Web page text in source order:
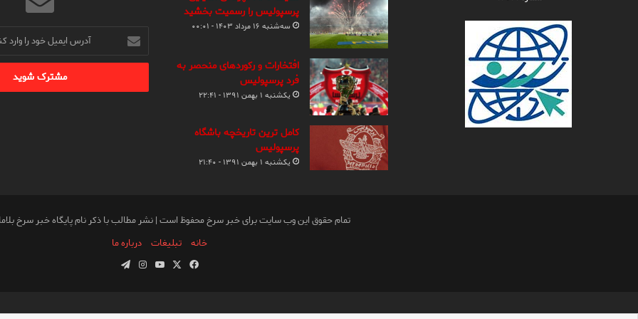
پرسپولیس را رسمیت بخشید
سه‌شنبه ۱۶ مرداد ۱۴۰۳ - ۰۰:۰۱
افتخارات و رکوردهای منحصر به
فرد پرسپولیس
یکشنبه ۱ بهمن ۱۳۹۱ - ۲۲:۴۱
کامل ترین تاریخچه باشگاه
پرسپولیس
یکشنبه ۱ بهمن ۱۳۹۱ - ۲۱:۴۰
آدرس
ایمیل
خود
وارد
تمام حقوق این وب سایت برای خبر سرخ محفوظ است | نشر مطالب با ذکر نام پایگاه خبر سرخ
خانه
تبلیغات
درباره ما
فیس
یوتیوباینستاگرام
تلگرام